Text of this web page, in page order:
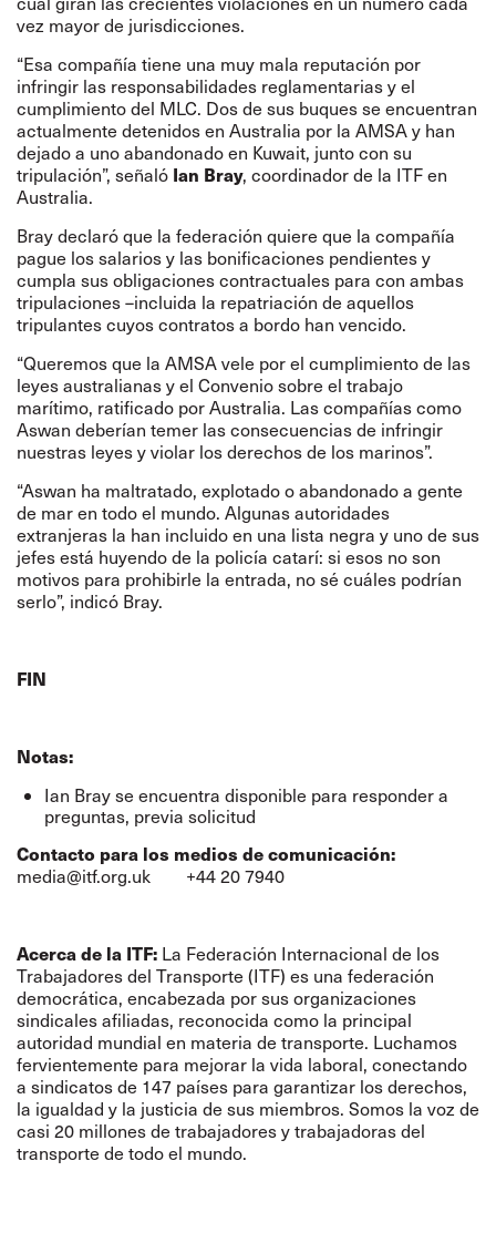
vez mayor de jurisdicciones.
“Esa compañía tiene una muy mala reputación por
infringir las responsabilidades reglamentarias y el
cumplimiento del MLC. Dos de sus buques se encuentran
actualmente detenidos en Australia por la AMSA y han
dejado a uno abandonado en Kuwait, junto con su
tripulación”, señaló Ian Bray, coordinador de la ITF en
Australia.
Bray declaró que la federación quiere que la compañía
pague los salarios y las bonificaciones pendientes y
cumpla sus obligaciones contractuales para con ambas
tripulaciones –incluida la repatriación de aquellos
tripulantes cuyos contratos a bordo han vencido.
“Queremos que la AMSA vele por el cumplimiento de las
leyes australianas y el Convenio sobre el trabajo
marítimo, ratificado por Australia. Las compañías como
Aswan deberían temer las consecuencias de infringir
nuestras leyes y violar los derechos de los marinos”.
“Aswan ha maltratado, explotado o abandonado a gente
de mar en todo el mundo. Algunas autoridades
extranjeras la han incluido en una lista negra y uno de sus
jefes está huyendo de la policía catarí: si esos no son
motivos para prohibirle la entrada, no sé cuáles podrían
serlo”, indicó Bray.
FIN
Notas:
Ian Bray se encuentra disponible para responder a
preguntas, previa solicitud
Contacto para los medios de comunicación:
media@itf.org.uk +44 20 7940
Acerca de la ITF: La Federación Internacional de los
Trabajadores del Transporte (ITF) es una federación
democrática, encabezada por sus organizaciones
sindicales afiliadas, reconocida como la principal
autoridad mundial en materia de transporte. Luchamos
fervientemente para mejorar la vida laboral, conectando
a sindicatos de 147 países para garantizar los derechos,
la igualdad y la justicia de sus miembros. Somos la voz de
casi 20 millones de trabajadores y trabajadoras del
transporte de todo el mundo.